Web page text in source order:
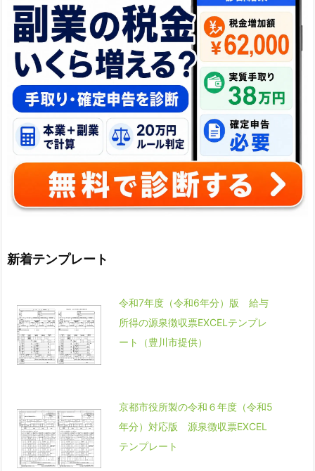
新着テンプレート
令和7年度（令和6年分）版 給与
所得の源泉徴収票EXCELテンプレ
ート（豊川市提供）
京都市役所製の令和６年度（令和5
年分）対応版 源泉徴収票EXCEL
テンプレート